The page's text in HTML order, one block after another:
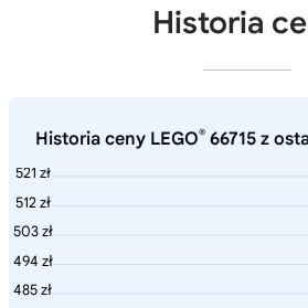
Historia
Historia ceny LEGO® 66715 z
521 zł
512 zł
503 zł
494 zł
485 zł